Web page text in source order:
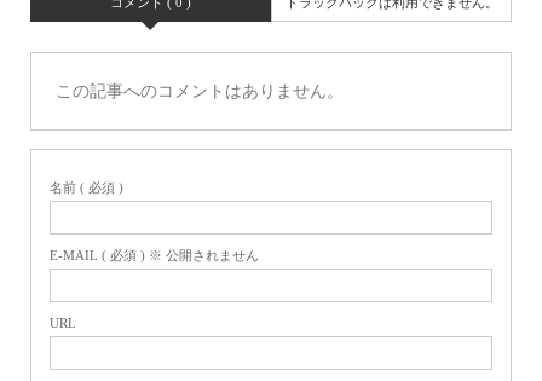
この記事へのコメントはありません。
名前 ( 必須 )
E-MAIL ( 必須 ) ※ 公開されません
URL